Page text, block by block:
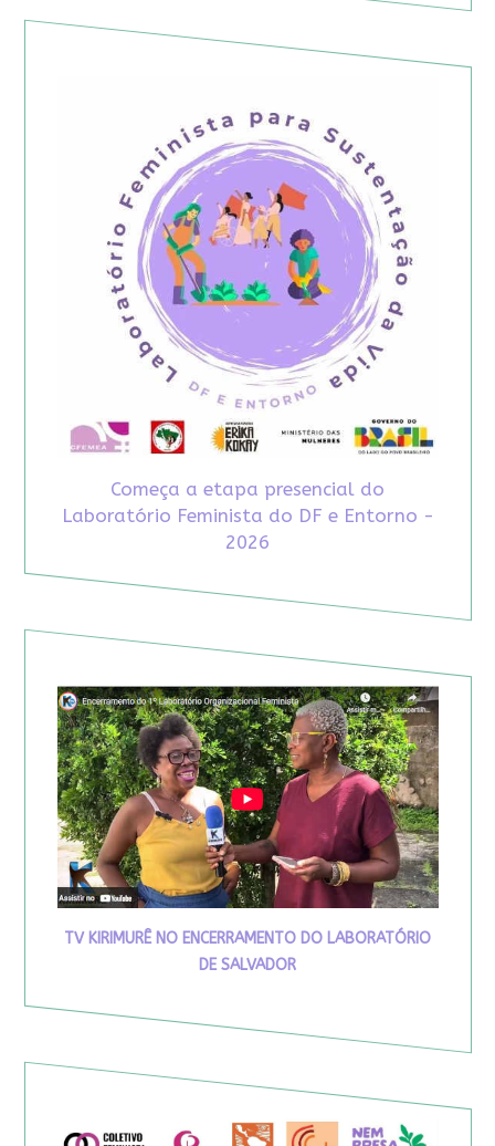
Começa a etapa presencial do
Laboratório Feminista do DF e Entorno -
2026
TV KIRIMURÊ NO ENCERRAMENTO DO LABORATÓRIO
DE SALVADOR